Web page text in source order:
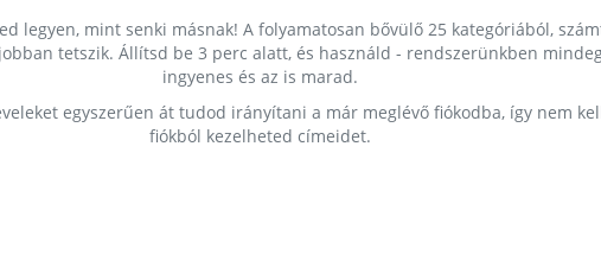
legyen, mint senki másnak! A folyamatosan bővülő 25 kategóriából,
tetszik. Állítsd be 3 perc alatt, és használd - rendszerünkben
ingyenes és az is marad.
egyszerűen át tudod irányítani a már meglévő fiókodba, így nem
fiókból kezelheted címeidet.